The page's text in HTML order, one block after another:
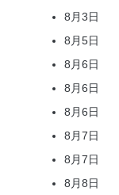
8月3日
8月5日
8月6日
8月6日
8月6日
8月7日
8月7日
8月8日